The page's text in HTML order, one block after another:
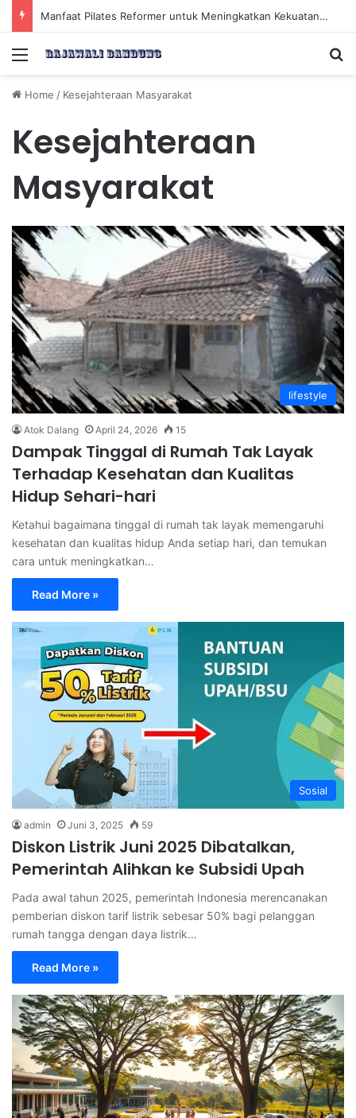
Manfaat Pilates Reformer untuk Meningkatkan Kekuatan Otot Inti Secara Efektif
Menu
Home / Kesejahteraan Masyarakat
Kesejahteraan
Masyarakat
lifestyle
Atok Dalang April 24, 2026 15
Dampak Tinggal di Rumah Tak Layak
Terhadap Kesehatan dan Kualitas
Hidup Sehari-hari
Ketahui bagaimana tinggal di rumah tak layak memengaruhi
kesehatan dan kualitas hidup Anda setiap hari, dan temukan
cara untuk meningkatkan…
Read More »
Sosial
admin Juni 3, 2025 59
Diskon Listrik Juni 2025 Dibatalkan,
Pemerintah Alihkan ke Subsidi Upah
Pada awal tahun 2025, pemerintah Indonesia merencanakan
pemberian diskon tarif listrik sebesar 50% bagi pelanggan
rumah tangga dengan daya listrik…
Read More »